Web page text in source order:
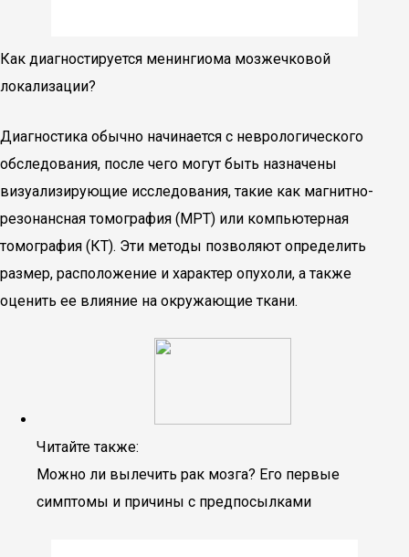
Как диагностируется менингиома мозжечковой
локализации?
Диагностика обычно начинается с неврологического
обследования, после чего могут быть назначены
визуализирующие исследования, такие как магнитно-
резонансная томография (МРТ) или компьютерная
томография (КТ). Эти методы позволяют определить
размер, расположение и характер опухоли, а также
оценить ее влияние на окружающие ткани.
Читайте также:
Можно ли вылечить рак мозга? Его первые
симптомы и причины с предпосылками